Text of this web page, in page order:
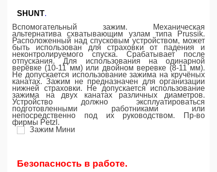
SHUNT.
Вспомогательный зажим. Механическая
альтернатива схватывающим узлам типа Prussik.
Расположенный над спусковым устройством, может
быть использован для страховки от падения и
неконтролируемого спуска. Срабатывает после
отпускания. Для использования на одинарной
верёвке (10-11 мм) или двойном веревке (8-11 мм).
Не допускается использование зажима на кручёных
канатах. Зажим не предназначен для организации
нижней страховки. Не допускается использование
зажима на двух канатах различных диаметров.
Устройство должно эксплуатироваться
подготовленными работниками или
непосредственно под их руководством. Пр-во
фирмы Petzl.
Безопасность в работе.